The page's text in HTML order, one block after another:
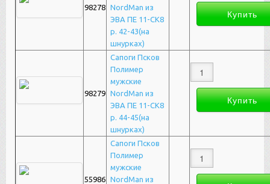
98278 NordMan из
ЭВА ПЕ 11-СК8
р. 42-43(на
шнурках)
98279
Сапоги Псков
Полимер
мужские
NordMan из
ЭВА ПЕ 11-СК8
р. 44-45(на
шнурках)
55986
Сапоги Псков
Полимер
мужские
NordMan из